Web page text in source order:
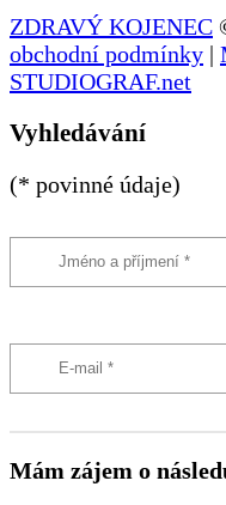
ZDRAVÝ KOJENEC
obchodní podmínky |
STUDIOGRAF.net
Vyhledávání
(* povinné údaje)
Mám zájem o